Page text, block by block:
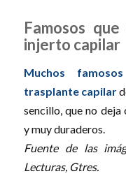
Famosos
injerto capilar
Muchos
trasplante capilar
sencillo, que no
y muy duraderos.
Fuente de las
Lecturas, Gtres.